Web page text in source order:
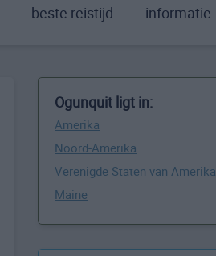
beste reistijd informatie
Ogunquit ligt in:
Amerika
Noord-Amerika
Verenigde Staten van Amerika
Maine